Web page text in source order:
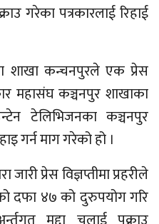
गरेका पत्रकारलाई रिहाई
शाखा कन्चनपुरले एक प्रेस
महासंघ कञ्चनपुर शाखाका
टेलिभिजनका कञ्चनपुर
गर्न माग गरेको हो ।
जारी प्रेस विज्ञप्तीमा प्रहरीले
दफा ४७ को दुरुपयोग गरि